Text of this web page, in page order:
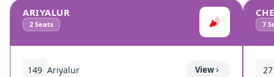
ARIYALUR
2 Seats
149 Ariyalur View
7
27